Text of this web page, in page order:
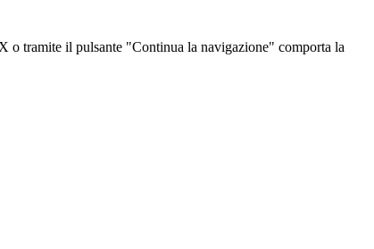
o tramite il pulsante "Continua la navigazione" comporta la